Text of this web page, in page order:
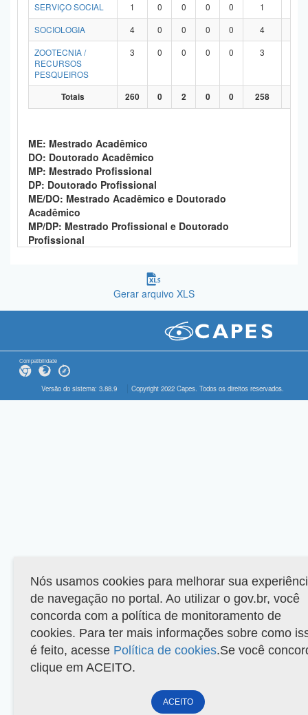
SERVIÇO SOCIAL
1 0 0 0 0 1
SOCIOLOGIA
4 0 0 0 0 4
ZOOTECNIA /
RECURSOS
PESQUEIROS
3 0 0 0 0 3
Totais 260 0 2 0 0 258
ME: Mestrado Acadêmico
DO: Doutorado Acadêmico
MP: Mestrado Profissional
DP: Doutorado Profissional
ME/DO: Mestrado Acadêmico e Doutorado
Acadêmico
MP/DP: Mestrado Profissional e Doutorado
Profissional
Gerar arquivo XLS
Compatibilidade
Versão do sistema: 3.88.9 Copyright 2022 Capes. Todos os direitos reservados.
Nós usamos cookies para melhorar sua
de navegação no portal. Ao utilizar o gov.br, você
concorda com a política de monitoramento de
cookies. Para ter mais informações sobre como
é feito, acesse Política de cookies.Se você
clique em ACEITO.
ACEITO